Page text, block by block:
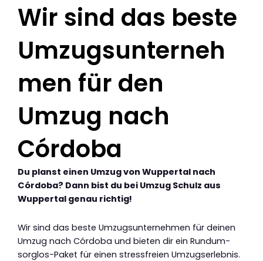
Wir sind das beste
Umzugsunterneh
men für den
Umzug nach
Córdoba
Du planst einen Umzug von Wuppertal nach
Córdoba? Dann bist du bei Umzug Schulz aus
Wuppertal genau richtig!
Wir sind das beste Umzugsunternehmen für deinen
Umzug nach Córdoba und bieten dir ein Rundum-
sorglos-Paket für einen stressfreien Umzugserlebnis.